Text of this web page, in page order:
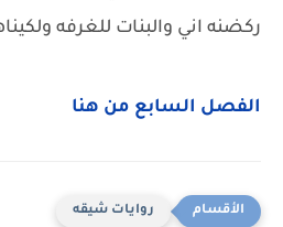
ركضنه اني والبنات للغرفه
الفصل السابع من هنا
روايات شيقه